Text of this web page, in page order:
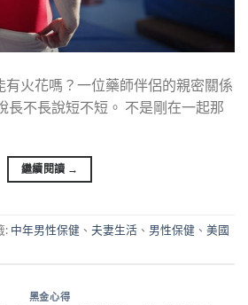
火花嗎？一位藥師伴侶的親密關係
長不長說短不短。 不是剛在一起那
繼續閱讀 →
: 中年男性保健 、 夫妻生活 、 男性保健 、 美國
黑金心得